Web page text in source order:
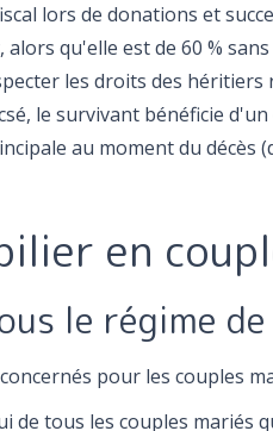
lors de donations et
qu'elle est de 60 %
les droits des héritiers
le survivant bénéficie
au moment du décès
en
le régime
pour les couples
de tous les couples mariés